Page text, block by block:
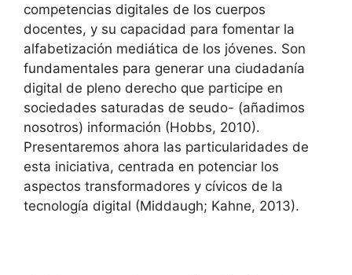
competencias digitales de los cuerpos
docentes, y su capacidad para fomentar la
alfabetización mediática de los jóvenes. Son
fundamentales para generar una ciudadanía
digital de pleno derecho que participe en
sociedades saturadas de seudo- (añadimos
nosotros) información (Hobbs, 2010).
Presentaremos ahora las particularidades de
esta iniciativa, centrada en potenciar los
aspectos transformadores y cívicos de la
tecnología digital (Middaugh; Kahne, 2013).